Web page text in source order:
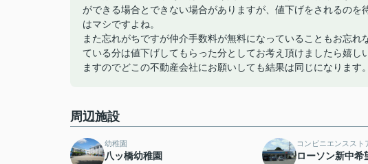
ができる場合とできない場合がありますが、値下げをされるの
はマシですよね。
また忘れがちですが仲介手数料が無料になっていることもお忘
ている分は値下げしてもらった分としてお考え頂けましたら嬉
ますのでどこの不動産会社にお願いしても結果は同じになります。
周辺施設
幼稚園
八ッ橋幼稚園
コンビニエンススト
ローソン新中希